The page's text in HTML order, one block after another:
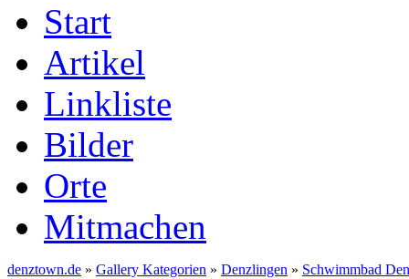
Start
Artikel
Linkliste
Bilder
Orte
Mitmachen
denztown.de » Gallery Kategorien » Denzlingen » Schwimmbad